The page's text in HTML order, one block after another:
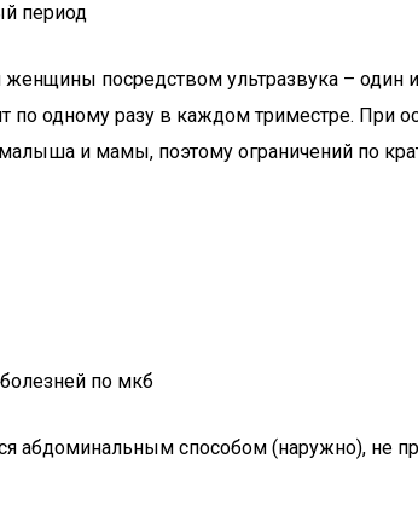
период
посредством ультразвука – один
по одному разу в каждом триместре. При
и мамы, поэтому ограничений по
по мкб
абдоминальным способом (наружно), не